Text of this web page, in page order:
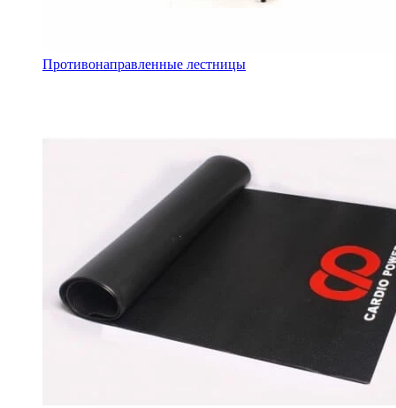
Противонаправленные лестницы